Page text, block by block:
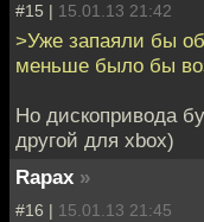
#15 | 15.01.13 21:42
>Уже запаяли бы
меньше было бы
Но дископривода
другой для xbox)
Rapax »
#16 | 15.01.13 21:45